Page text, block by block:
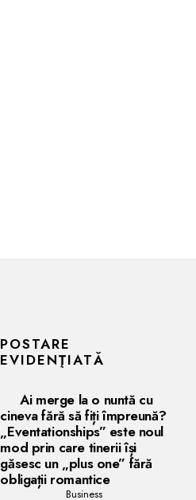
POSTARE
EVIDENŢIATĂ
Ai merge la o nuntă cu
cineva fără să fiți împreună?
„Eventationships” este noul
mod prin care tinerii își
găsesc un „plus one” fără
obligații romantice
Business